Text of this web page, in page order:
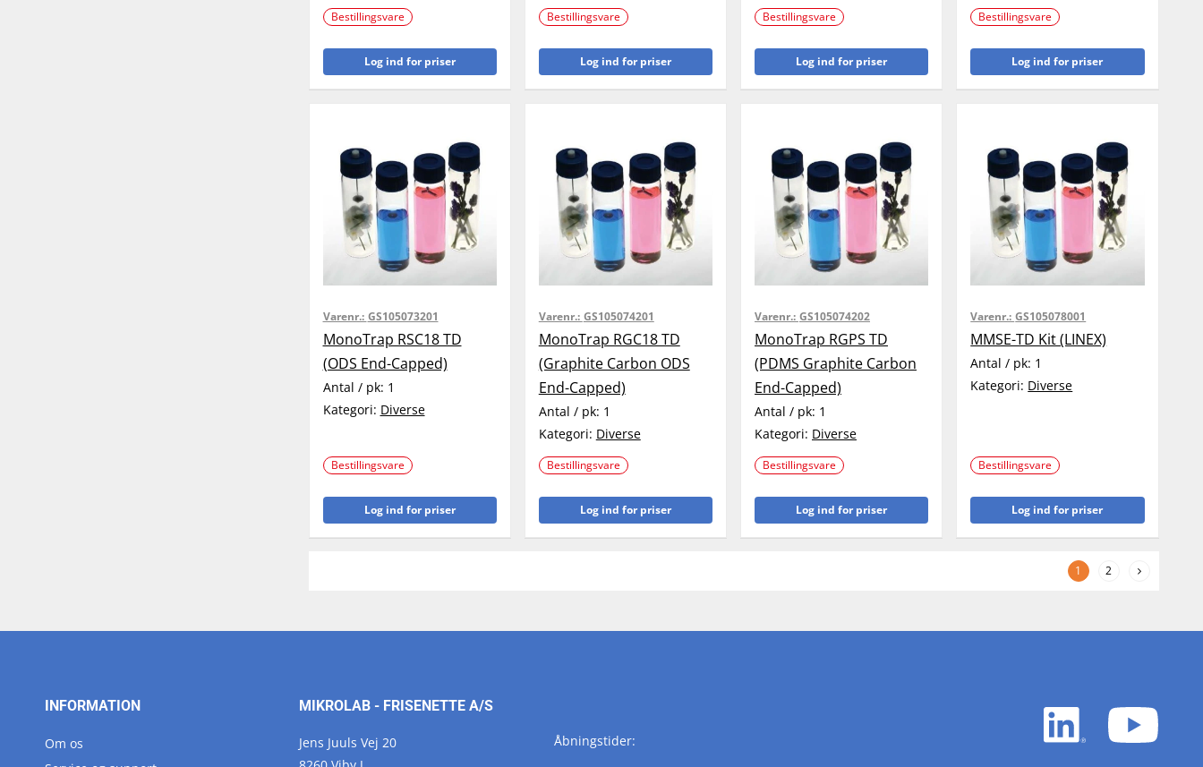
Bestillingsvare
Log ind for priser
Bestillingsvare
Log ind for priser
Bestillingsvare
Log ind for priser
Bestillingsvare
Log ind for priser
Varenr.: GS105073201
MonoTrap RSC18 TD
(ODS End-Capped)
Antal / pk: 1
Kategori: Diverse
Bestillingsvare
Log ind for priser
Varenr.: GS105074201
MonoTrap RGC18 TD
(Graphite Carbon ODS
End-Capped)
Antal / pk: 1
Kategori: Diverse
Bestillingsvare
Log ind for priser
Varenr.: GS105074202
MonoTrap RGPS TD
(PDMS Graphite Carbon
End-Capped)
Antal / pk: 1
Kategori: Diverse
Bestillingsvare
Log ind for priser
Varenr.: GS105078001
MMSE-TD Kit (LINEX)
Antal / pk: 1
Kategori: Diverse
Bestillingsvare
Log ind for priser
1 2
INFORMATION
Om os
MIKROLAB - FRISENETTE A/S
Jens Juuls Vej 20
Åbningstider:
LinkedIn
white
white